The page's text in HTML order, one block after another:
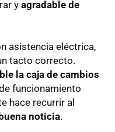
y agradable de
asistencia eléctrica,
tacto correcto.
la caja de cambios
funcionamiento
hace recurrir al
noticia.